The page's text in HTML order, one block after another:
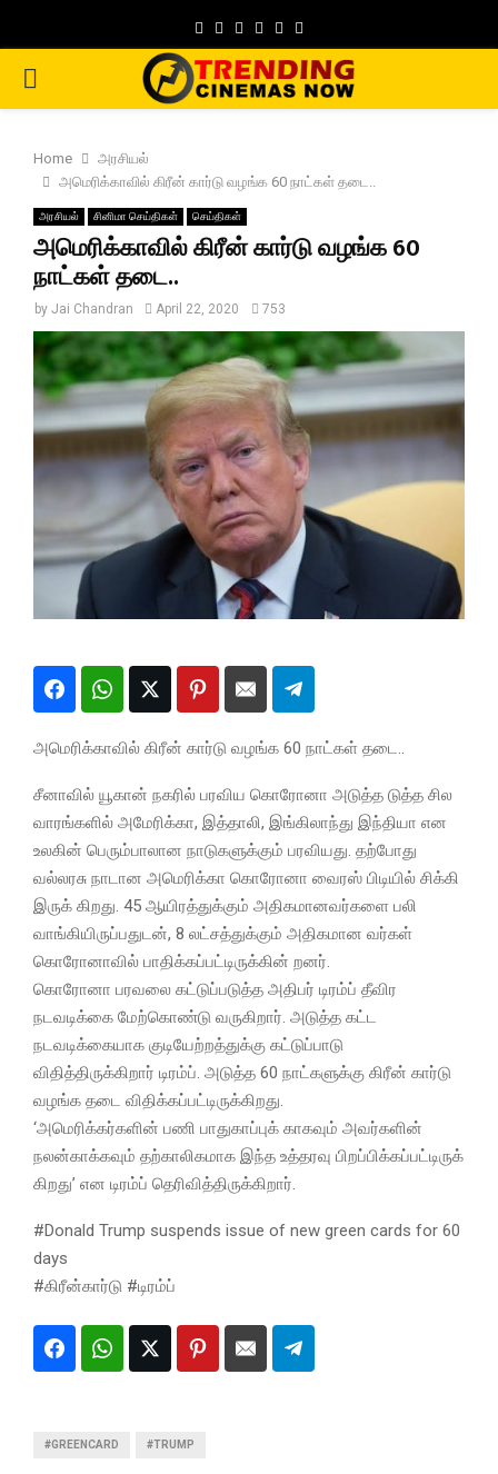
Facebook
TwitterInstagram
Pinterest
Google
PRIMARY
Home
அரசியல்
அமெரிக்காவில் கிரீன் கார்டு வழங்க 60 நாட்கள் தடை..
அரசியல் சினிமா செய்திகள் செய்திகள்
அமெரிக்காவில் கிரீன் கார்டு வழங்க 60
நாட்கள் தடை..
by Jai Chandran April 22, 2020 753
அமெரிக்காவில் கிரீன் கார்டு வழங்க 60 நாட்கள் தடை..
சீனாவில் யூகான் நகரில் பரவிய கொரோனா அடுத்த டுத்த சில
வாரங்களில் அமேரிக்கா, இத்தாலி, இங்கிலாந்து இந்தியா என
உலகின் பெரும்பாலான நாடுகளுக்கும் பரவியது. தற்போது
வல்லரசு நாடான அமெரிக்கா கொரோனா வைரஸ் பிடியில் சிக்கி
இருக் கிறது. 45 ஆயிரத்துக்கும் அதிகமானவர்களை பலி
வாங்கியிருப்பதுடன், 8 லட்சத்துக்கும் அதிகமான வர்கள்
கொரோனாவில் பாதிக்கப்பட்டிருக்கின் றனர்.
கொரோனா பரவலை கட்டுப்படுத்த அதிபர் டிரம்ப் தீவிர
நடவடிக்கை மேற்கொண்டு வருகிறார். அடுத்த கட்ட
நடவடிக்கையாக குடியேற்றத்துக்கு கட்டுப்பாடு
விதித்திருக்கிறார் டிரம்ப். அடுத்த 60 நாட்களுக்கு கிரீன் கார்டு
வழங்க தடை விதிக்கப்பட்டிருக்கிறது.
‘அமெரிக்கர்களின் பணி பாதுகாப்புக் காகவும் அவர்களின்
நலன்காக்கவும் தற்காலிகமாக இந்த உத்தரவு பிறப்பிக்கப்பட்டிருக்
கிறது’ என டிரம்ப் தெரிவித்திருக்கிறார்.
#Donald Trump suspends issue of new green cards for 60
days
#கிரீன்கார்டு #டிரம்ப்
#GREENCARD #TRUMP